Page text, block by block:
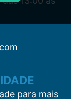
para mais